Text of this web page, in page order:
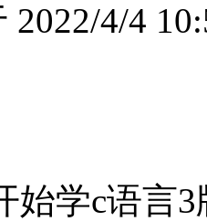
2022/4/4
始学c语言